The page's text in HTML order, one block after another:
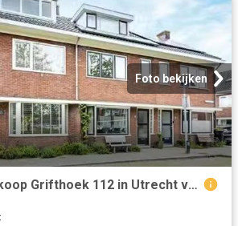
Foto bekijken
Appartement te koop Grifthoek 112 in Utrecht voor € 810.000